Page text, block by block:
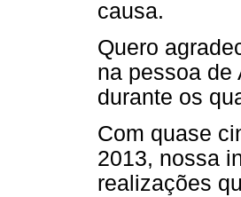
causa.
Quero
na pessoa de
durante os
Com quase
2013, nossa
realizações